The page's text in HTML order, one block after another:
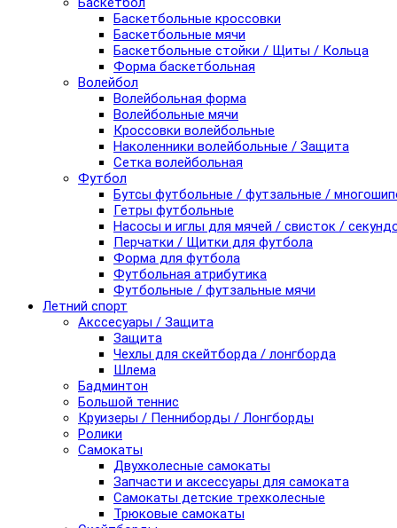
Баскетбольные кроссовки
Баскетбольные мячи
Баскетбольные стойки / Щиты / Кольца
Форма баскетбольная
Волейбол
Волейбольная форма
Волейбольные мячи
Кроссовки волейбольные
Наколенники волейбольные / Защита
Сетка волейбольная
Футбол
Бутсы футбольные / футзальные /
Гетры футбольные
Насосы и иглы для мячей / свисток /
Перчатки / Щитки для футбола
Форма для футбола
Футбольная атрибутика
Футбольные / футзальные мячи
Летний спорт
Акссесуары / Защита
Защита
Чехлы для скейтборда / лонгборда
Шлема
Бадминтон
Большой теннис
Круизеры / Пенниборды / Лонгборды
Ролики
Самокаты
Двухколесные самокаты
Запчасти и аксессуары для самоката
Самокаты детские трехколесные
Трюковые самокаты